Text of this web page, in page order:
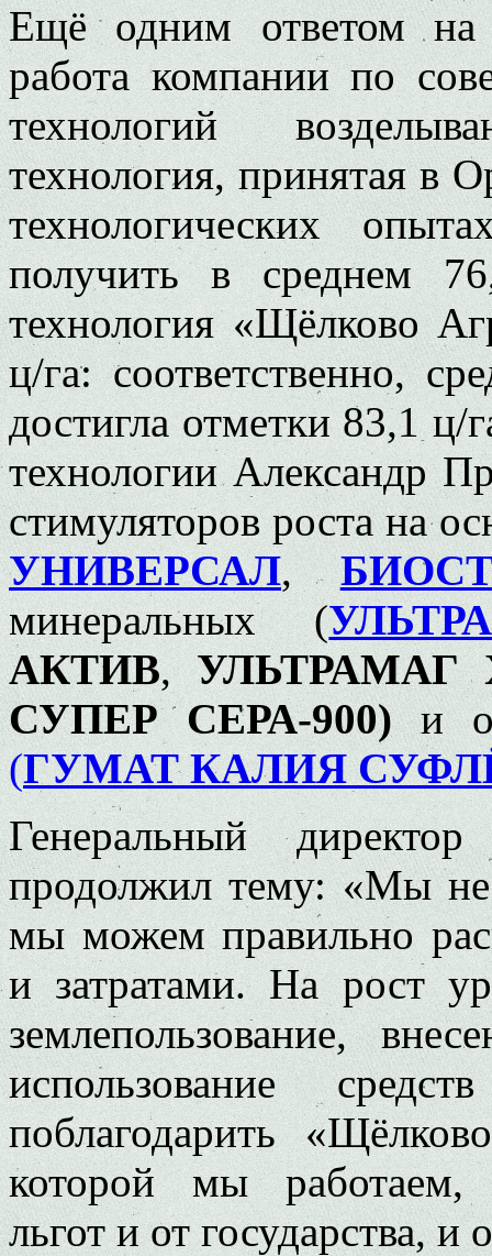
Ещё одним ответом на
работа компании по
технологий
технология, принятая в
технологических
получить в среднем
технология «Щёлково
ц/га: соответственно,
достигла отметки 83,1
технологии Александр
стимуляторов роста на
УНИВЕРСАЛ,
минеральных (
АКТИВ,УЛЬТРАМАГ
СУПЕР СЕРА-900)и
(ГУМАТ КАЛИЯ
Генеральный
продолжил тему: «Мы
мы можем правильно
и затратами. На рост
землепользование,
использование
поблагодарить
которой мы работаем,
льгот и от государства, и